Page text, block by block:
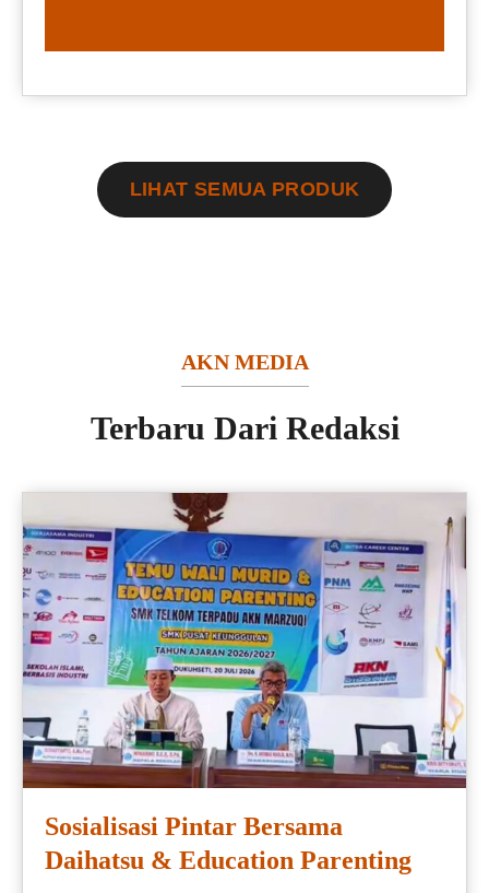
LIHAT SEMUA PRODUK
AKN MEDIA
Terbaru Dari Redaksi
Sosialisasi Pintar Bersama
Daihatsu & Education Parenting